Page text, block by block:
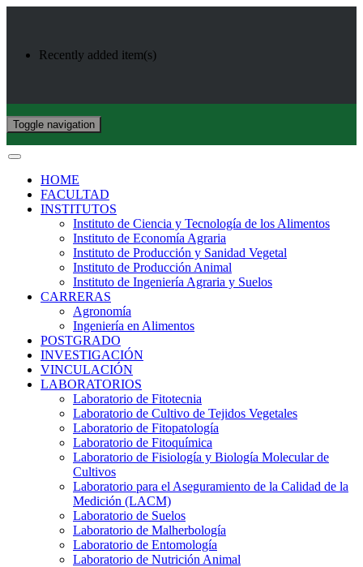
Recently added item(s)
Toggle navigation
HOME
FACULTAD
INSTITUTOS
Instituto de Ciencia y Tecnología de los Alimentos
Instituto de Economía Agraria
Instituto de Producción y Sanidad Vegetal
Instituto de Producción Animal
Instituto de Ingeniería Agraria y Suelos
CARRERAS
Agronomía
Ingeniería en Alimentos
POSTGRADO
INVESTIGACIÓN
VINCULACIÓN
LABORATORIOS
Laboratorio de Fitotecnia
Laboratorio de Cultivo de Tejidos Vegetales
Laboratorio de Fitopatología
Laboratorio de Fitoquímica
Laboratorio de Fisiología y Biología Molecular de
Cultivos
Laboratorio para el Aseguramiento de la Calidad de la
Medición (LACM)
Laboratorio de Suelos
Laboratorio de Malherbología
Laboratorio de Entomología
Laboratorio de Nutrición Animal